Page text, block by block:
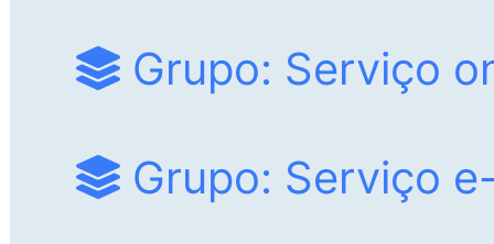
Grupo: Serviço
Grupo: Serviço